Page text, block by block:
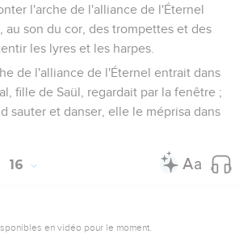
l'arche de l'alliance de l'Éternel
au son du cor, des trompettes et des
les lyres et les harpes.
de l'alliance de l'Éternel entrait dans
fille de Saül, regardait par la fenêtre ;
sauter et danser, elle le méprisa dans
16
en vidéo pour le moment.